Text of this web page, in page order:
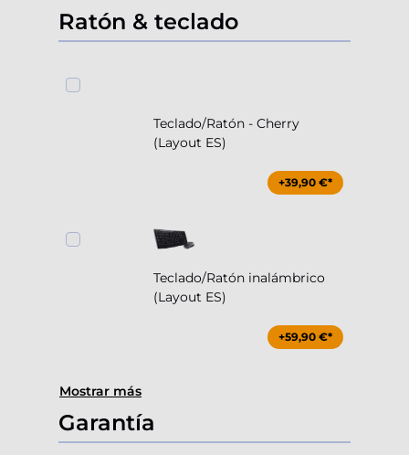
Ratón & teclado
Teclado/Ratón - Cherry
(Layout ES)
+39,90 €*
Teclado/Ratón inalámbrico
(Layout ES)
+59,90 €*
Mostrar más
Garantía